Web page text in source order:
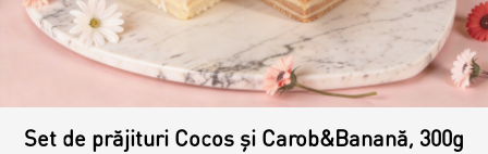
Set de prăjituri Cocos și Carob&Banană, 300g